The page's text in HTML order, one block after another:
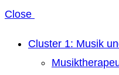
Close
Cluster 1: Musik